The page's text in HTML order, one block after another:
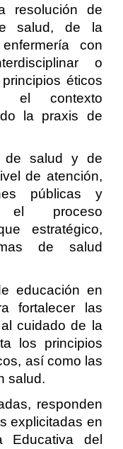
resolución de
salud, de la
con
o
éticos
el contexto
la praxis de
de salud y de
de atención,
públicas y
el proceso
estratégico,
de salud
educación en
fortalecer las
cuidado de la
los principios
así como las
salud.
responden
explicitadas en
Educativa del